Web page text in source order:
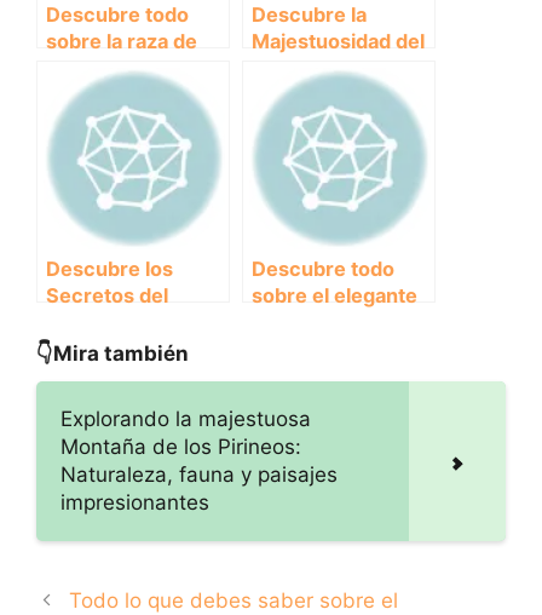
Descubre todo
sobre la raza de
perros San
Bernardo: historia,
características y
cuidados
Descubre la
Majestuosidad del
Gran Pirineo: La
Belleza Salvaje de
sus Animales
Emblemáticos
Descubre los
Secretos del
Setter Irlandés:
Descubre todo
sobre el elegante
👇Mira también
Explorando la majestuosa
Montaña de los Pirineos:
Naturaleza, fauna y paisajes
impresionantes
Todo lo que debes saber sobre el